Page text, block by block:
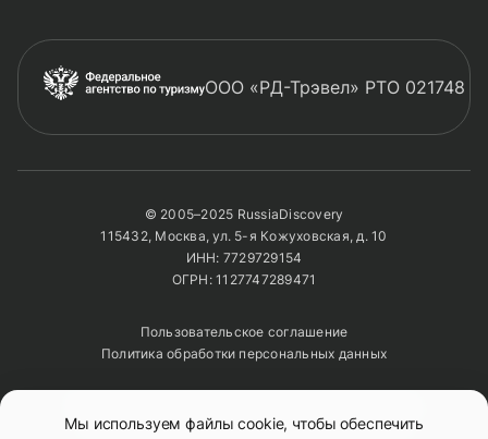
ООО «РД-Трэвел» РТО 021748
© 2005–2025 RussiaDiscovery
115432, Москва, ул. 5-я Кожуховская, д. 10
ИНН: 7729729154
ОГРН: 1127747289471
Пользовательское соглашение
Политика обработки персональных данных
текстов возможно только с указанием активной
Мы используем файлы cookie, чтобы обеспечить